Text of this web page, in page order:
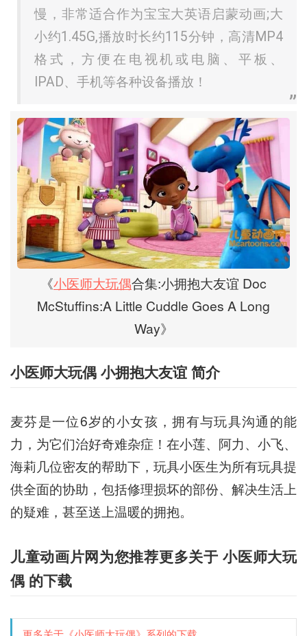
慢，非常适合作为宝宝大英语启蒙动画;大
小约1.45G,播放时长约115分钟，高清MP4
格式，方便在电视机或电脑、平板、
IPAD、手机等各种设备播放！
《小医师大玩偶合集:小拥抱大友谊 Doc
McStuffins:A Little Cuddle Goes A Long
Way》
小医师大玩偶 小拥抱大友谊 简介
麦芬是一位6岁的小女孩，拥有与玩具沟通的能
力，为它们治好奇难杂症！在小莲、阿力、小飞、
海莉几位密友的帮助下，玩具小医生为所有玩具提
供全面的协助，包括修理损坏的部份、解决生活上
的疑难，甚至送上温暖的拥抱。
儿童动画片网为您推荐更多关于 小医师大玩
偶 的下载